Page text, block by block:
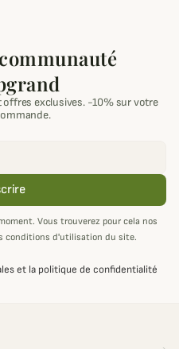
exclusives. -10% sur votre
Vous trouverez pour cela nos
conditions d'utilisation du site.
et la politique de confidentialité